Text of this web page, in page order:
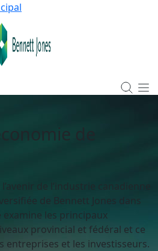
de
de l’industrie canadienne
de Bennett Jones dans
examine les principaux
provincial et fédéral et ce
entreprises et les investisseurs.